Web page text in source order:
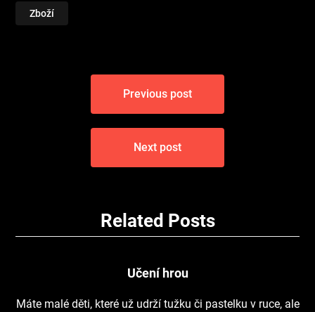
Zboží
Navigace
příspěvek
Previous post
Next post
Related Posts
Učení hrou
Máte malé děti, které už udrží tužku či pastelku v ruce, ale